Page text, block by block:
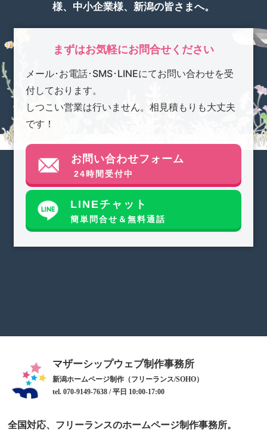
様、中小企業様、新潟の皆さまへ。
まずはお気軽にお問合せください
メール･お電話･SMS･LINEにてお問い合わせを受
付しております。
しつこい営業は行いません。相見積もりも大丈夫
です！
お問い合わせフォーム
24時間受付中
LINEチャット
簡単問合せ＆無料通話
マザーシップウェブ制作事務所
新潟ホームページ制作（フリーランス/SOHO）
tel. 070-9149-7638 / 平日 10:00-17:00
全国対応、フリーランスのホームページ制作事務所。